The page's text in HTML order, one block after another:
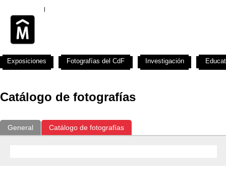
Catálogo de fotografías
General Catálogo de fotografías
Exposiciones Fotografías del CdF Investigación